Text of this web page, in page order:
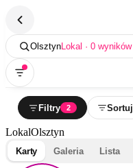
OlsztynLokal · 0 wyników
Filtry 2 Sortuj
LokalOlsztyn
Karty Galeria Lista